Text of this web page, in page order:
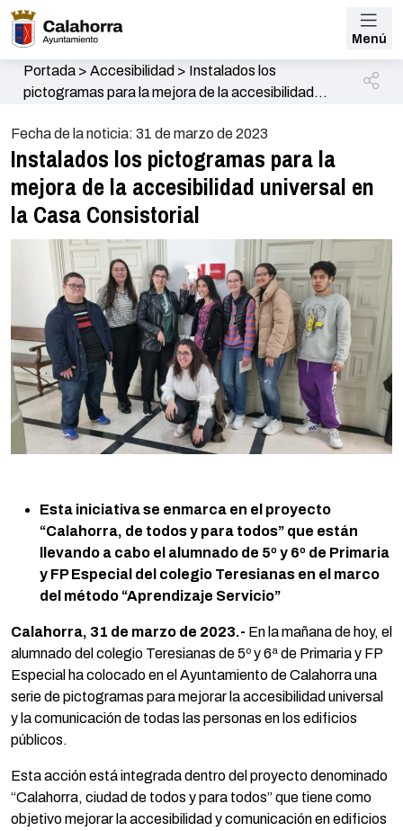
Menú
Portada> Accesibilidad > Instalados los
pictogramas para la mejora de la accesibilidad
Fecha de la noticia: 31 de marzo de 2023
Instalados los pictogramas para la
mejora de la accesibilidad universal en
la Casa Consistorial
Esta iniciativa se enmarca en el proyecto
“Calahorra, de todos y para todos” que están
llevando a cabo el alumnado de 5º y 6º de Primaria
y FP Especial del colegio Teresianas en el marco
del método “Aprendizaje Servicio”
Calahorra, 31 de marzo de 2023.- En la mañana de hoy, el
alumnado del colegio Teresianas de 5º y 6ª de Primaria y FP
Especial ha colocado en el Ayuntamiento de Calahorra una
serie de pictogramas para mejorar la accesibilidad universal
y la comunicación de todas las personas en los edificios
públicos.
Esta acción está integrada dentro del proyecto denominado
“Calahorra, ciudad de todos y para todos” que tiene como
objetivo mejorar la accesibilidad y comunicación en edificios